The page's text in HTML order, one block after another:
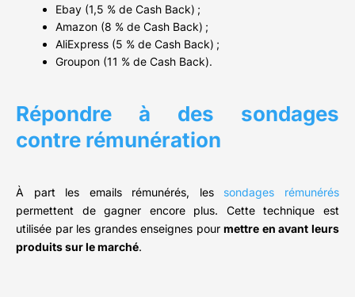
Ebay (1,5 % de Cash Back) ;
Amazon (8 % de Cash Back) ;
AliExpress (5 % de Cash Back) ;
Groupon (11 % de Cash Back).
Répondre à des sondages
contre rémunération
À part les emails rémunérés, les sondages rémunérés
permettent de gagner encore plus. Cette technique est
utilisée par les grandes enseignes pourmettre en avant leurs
produits sur le marché.